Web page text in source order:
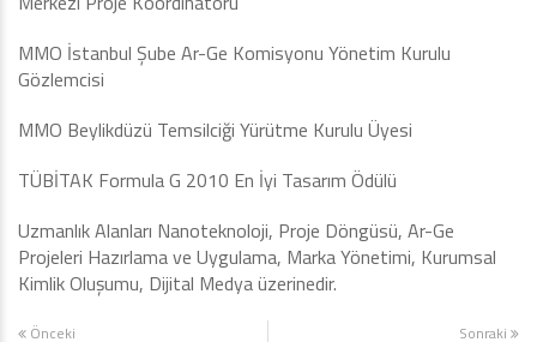
MMO İstanbul Şube Ar-Ge Komisyonu Yönetim Kurulu
Gözlemcisi
MMO Beylikdüzü Temsilciği Yürütme Kurulu Üyesi
TÜBİTAK Formula G 2010 En İyi Tasarım Ödülü
Uzmanlık Alanları Nanoteknoloji, Proje Döngüsü, Ar-Ge
Projeleri Hazırlama ve Uygulama, Marka Yönetimi, Kurumsal
Kimlik Oluşumu, Dijital Medya üzerinedir.
Önceki Sonraki